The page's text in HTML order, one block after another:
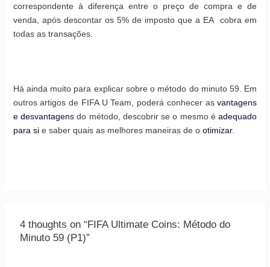
correspondente à diferença entre o preço de compra e de
venda, após descontar os 5% de imposto que a EA cobra em
todas as transações.
Há ainda muito para explicar sobre o método do minuto 59. Em
outros artigos de FIFA U Team, poderá conhecer asvantagens
e desvantagensdo método, descobrir se o mesmo éadequado
para sie saber quais as melhores maneiras de o otimizar.
4 thoughts on “FIFA Ultimate Coins: Método do
Minuto 59 (P1)”